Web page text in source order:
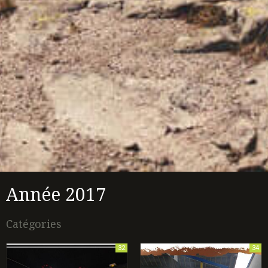
Année 2017
Catégories
32 34